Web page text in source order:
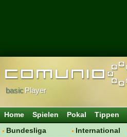
basicPlayer
Home Spielen Pokal Tippen
Bundesliga
International